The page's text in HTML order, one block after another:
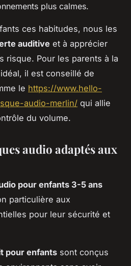
plus calmes.
ces habitudes, nous les
auditive et à apprécier
risque. Pour les parents à la
il est conseillé de
le https://www.hello-
audio-merlin/ qui allie
du volume.
audio adaptés aux
pour enfants 3-5 ans
particulière aux
pour leur sécurité et
pour enfants sont conçus